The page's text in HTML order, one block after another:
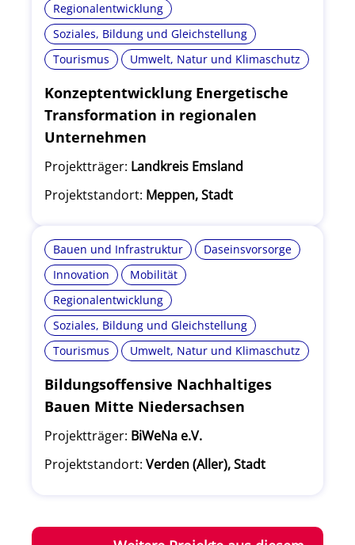
Regionalentwicklung
Soziales, Bildung und Gleichstellung
Tourismus
Umwelt, Natur und Klimaschutz
Konzeptentwicklung Energetische
Transformation in regionalen
Unternehmen
Projektträger: Landkreis Emsland
Projektstandort: Meppen, Stadt
Bauen und Infrastruktur
Daseinsvorsorge
Innovation
Mobilität
Regionalentwicklung
Soziales, Bildung und Gleichstellung
Tourismus
Umwelt, Natur und Klimaschutz
Bildungsoffensive Nachhaltiges
Bauen Mitte Niedersachsen
Projektträger: BiWeNa e.V.
Projektstandort: Verden (Aller), Stadt